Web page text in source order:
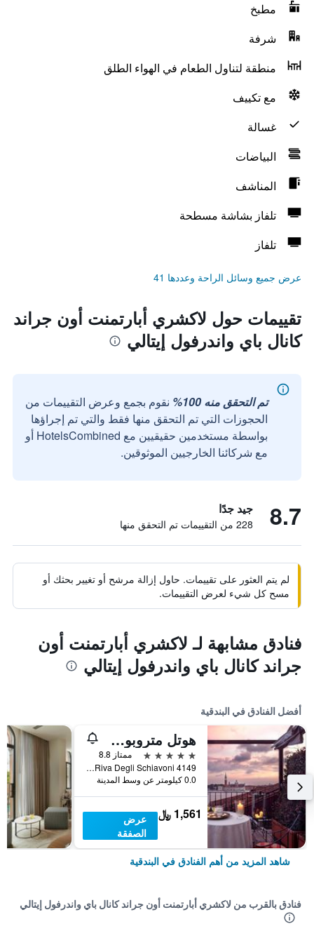
مطبخ
شرفة
منطقة لتناول الطعام في الهواء الطلق
مع تكييف
غسالة
البياضات
المناشف
تلفاز بشاشة مسطحة
تلفاز
عرض جميع وسائل الراحة وعددها 41
تقييمات حول لاكشري أبارتمنت أون جراند
كانال باي واندرفول إيتالي
تم التحقق منه 100%
نقوم بجمع وعرض التقييمات من
الحجوزات التي تم التحقق منها فقط والتي تم إجراؤها
بواسطة مستخدمين حقيقيين مع HotelsCombined أو
مع شركائنا الخارجيين الموثوقين.
8.7 جيد جدًا
228 من التقييمات تم التحقق منها
لم يتم العثور على تقييمات. حاول إزالة مرشح أو تغيير بحثك أو
مسح كل شيء لعرض التقييمات.
فنادق مشابهة لـ لاكشري أبارتمنت أون
جراند كانال باي واندرفول إيتالي
أفضل الفنادق في البندقية
هوتل متروبول فينيتسيا
5 نجوم
ممتاز 8.8
Riva Degli Schiavoni 4149, البندقية, فينيتو, إيطاليا
0.0 كيلومتر عن وسط المدينة
1,561 ﷼
عرض
الصفقة
شاهد المزيد من أهم الفنادق في البندقية
فنادق بالقرب من لاكشري أبارتمنت أون جراند كانال باي واندرفول إيتالي